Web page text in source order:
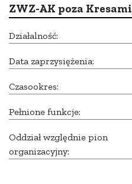
ZWZ-AK poza Kresami
Działalność:
Data zaprzysiężenia:
Czasookres:
Pełnione funkcje:
Oddział względnie pion
organizacyjny: